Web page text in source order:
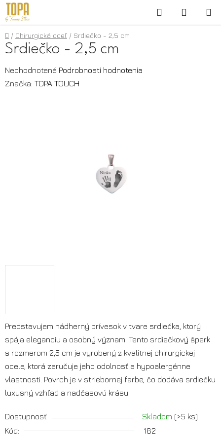
Prejsť
na
obsah
Hľadať
KOŠÍK
Domov
/ Chirurgická oceľ / Srdiečko - 2,5 cm
Predstavujem nádherný prívesok v tvare srdiečka, ktorý
spája eleganciu a osobný význam. Tento srdiečkový šperk
s rozmerom 2,5 cm je vyrobený z kvalitnej chirurgickej
ocele, ktorá zaručuje jeho odolnosť a hypoalergénne
vlastnosti. Povrch je v striebornej farbe, čo dodáva srdiečku
luxusný vzhľad a nadčasovú krásu.
Dostupnosť Skladom (>5 ks)
Kód:
182
Srdiečko - 2,5 cm
Priemerné
hodnotenie
Neohodnotené Podrobnosti hodnotenia
Značka: TOPA TOUCH